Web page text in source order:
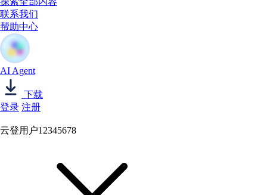
联系我们
帮助中心
AI Agent
下载
登录 注册
云登用户12345678